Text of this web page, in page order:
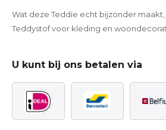
Wat deze Teddie echt bijzonder maakt,
Teddystof voor kleding en
U kunt bij ons betalen via